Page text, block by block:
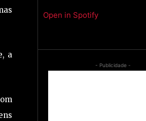
a
Open in Spotify
- Publicidade -